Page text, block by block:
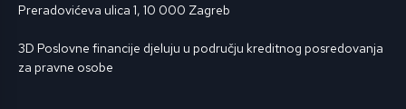
Preradovićeva ulica 1, 10 000 Zagreb
3D Poslovne financije djeluju u području kreditnog posredovanja
za pravne osobe